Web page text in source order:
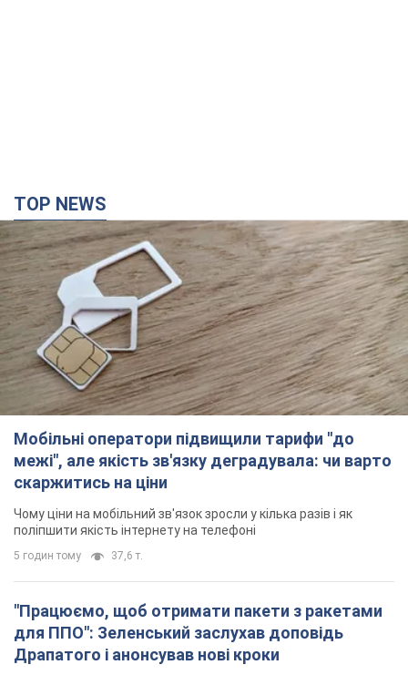
TOP NEWS
Мобільні оператори підвищили тарифи "до
межі", але якість зв'язку деградувала: чи варто
скаржитись на ціни
Чому ціни на мобільний зв'язок зросли у кілька разів і як
поліпшити якість інтернету на телефоні
5 годин тому 37,6 т.
"Працюємо, щоб отримати пакети з ракетами
для ППО": Зеленський заслухав доповідь
Драпатого і анонсував нові кроки